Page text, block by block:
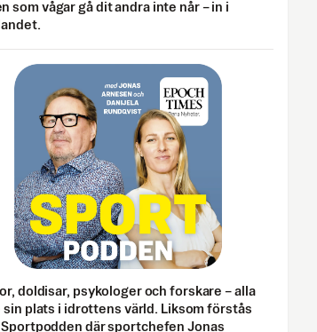
som vågar gå dit andra inte når – in i
doldisar, psykologer och forskare – alla
sin plats i idrottens värld. Liksom förstås
Sportpodden där sportchefen Jonas